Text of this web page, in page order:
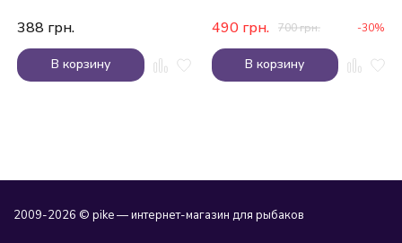
388 грн.
В корзину
490 грн. 700грн. -30%
В корзину
2009-2026 © pike — интернет-магазин для рыбаков